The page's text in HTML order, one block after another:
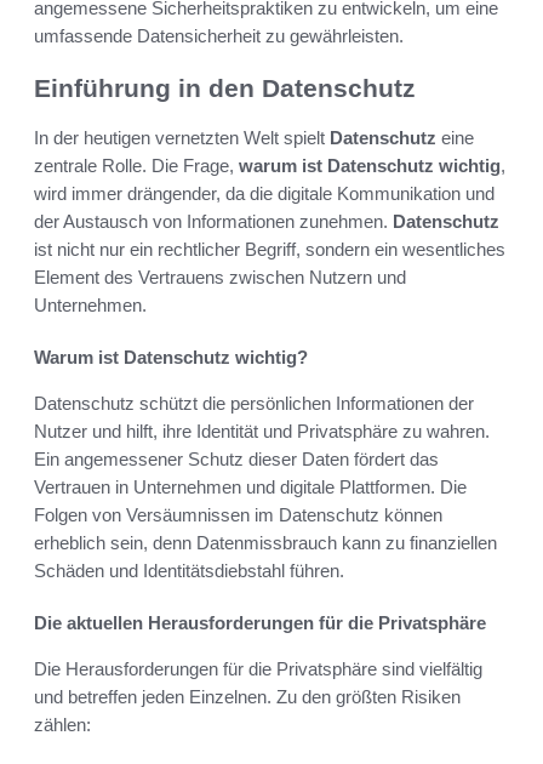
angemessene Sicherheitspraktiken zu entwickeln, um eine
umfassende Datensicherheit zu gewährleisten.
Einführung in den Datenschutz
In der heutigen vernetzten Welt spielt Datenschutz eine
zentrale Rolle. Die Frage, warum ist Datenschutz wichtig,
wird immer drängender, da die digitale Kommunikation und
der Austausch von Informationen zunehmen. Datenschutz
ist nicht nur ein rechtlicher Begriff, sondern ein wesentliches
Element des Vertrauens zwischen Nutzern und
Unternehmen.
Warum ist Datenschutz wichtig?
Datenschutz schützt die persönlichen Informationen der
Nutzer und hilft, ihre Identität und Privatsphäre zu wahren.
Ein angemessener Schutz dieser Daten fördert das
Vertrauen in Unternehmen und digitale Plattformen. Die
Folgen von Versäumnissen im Datenschutz können
erheblich sein, denn Datenmissbrauch kann zu finanziellen
Schäden und Identitätsdiebstahl führen.
Die aktuellen Herausforderungen für die Privatsphäre
Die Herausforderungen für die Privatsphäre sind vielfältig
und betreffen jeden Einzelnen. Zu den größten Risiken
zählen: